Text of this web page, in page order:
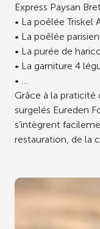
Express Paysan
• La poêlée Triskel
• La poêlée
• La purée de
• La garniture 4
• …
Grâce à la praticité
surgelés Eureden
s’intègrent
restauration, de la